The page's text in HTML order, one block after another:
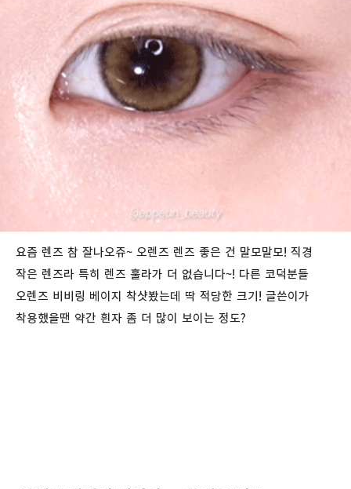
요즘 렌즈 참 잘나오쥬~ 오렌즈 렌즈 좋은 건 말모말모! 직경
작은 렌즈라 특히 렌즈 훌라가 더 없습니다~! 다른 코덕분들
오렌즈 비비링 베이지 착샷봤는데 딱 적당한 크기! 글쓴이가
착용했을땐 약간 흰자 좀 더 많이 보이는 정도?